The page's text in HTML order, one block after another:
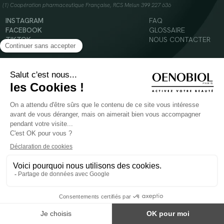
(1) Coopération pharmaceutique Française, RCS Melun 399 227 636
INSTAGRAM
FACEBOOK
TIKTOK
YOUTUBE
FAQ
GLOSSAIRE
NOUS CONTACTER
© 2024 Oenobiol Paris
Mentions légales
Politique en matière de cookies
POUR VOTRE SANTÉ, MANGEZ AU MOINS CINQ FRUITS ET LÉGUMES PAR JOUR -
Les complément alimentaires doivent être utilisés dans le cadre d'un mode de vie sain et
ne pas être utilisés comme substituts d'un régimes alimentaire varié et équilibré.